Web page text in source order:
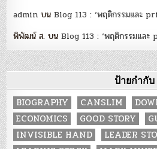
admin บนBlog 113 : ‘พฤติกรรมและ
พิพัฒน์ ส. บนBlog 113 : ‘พฤติกรรมแล
ป้ายกำกับ
BIOGRAPHY CANSLIM
ECONOMICS
GOOD STORY
INVISIBLE HAND
LEADER